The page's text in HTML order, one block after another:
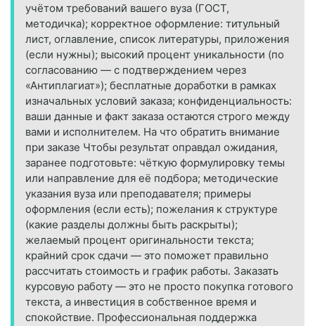
учётом требований вашего вуза (ГОСТ,
методичка); корректное оформление: титульный
лист, оглавление, список литературы, приложения
(если нужны); высокий процент уникальности (по
согласованию — с подтверждением через
«Антиплагиат»); бесплатные доработки в рамках
изначальных условий заказа; конфиденциальность:
ваши данные и факт заказа остаются строго между
вами и исполнителем. На что обратить внимание
при заказе Чтобы результат оправдал ожидания,
заранее подготовьте: чёткую формулировку темы
или направление для её подбора; методические
указания вуза или преподавателя; примеры
оформления (если есть); пожелания к структуре
(какие разделы должны быть раскрыты);
желаемый процент оригинальности текста;
крайний срок сдачи — это поможет правильно
рассчитать стоимость и график работы. Заказать
курсовую работу — это не просто покупка готового
текста, а инвестиция в собственное время и
спокойствие. Профессиональная поддержка